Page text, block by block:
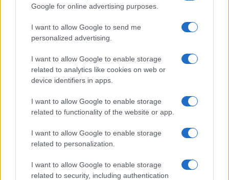
Google for online advertising purposes.
I want to allow Google to send me
personalized advertising.
I want to allow Google to enable storage
related to analytics like cookies on web or
device identifiers in apps.
I want to allow Google to enable storage
related to functionality of the website or app.
I want to allow Google to enable storage
related to personalization.
I want to allow Google to enable storage
related to security, including authentication
À lire aussi